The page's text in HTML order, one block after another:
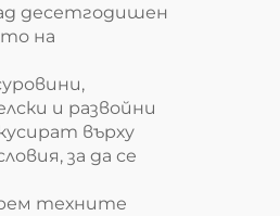
десетгодишен
на
и развойни
върху
за да се
техните